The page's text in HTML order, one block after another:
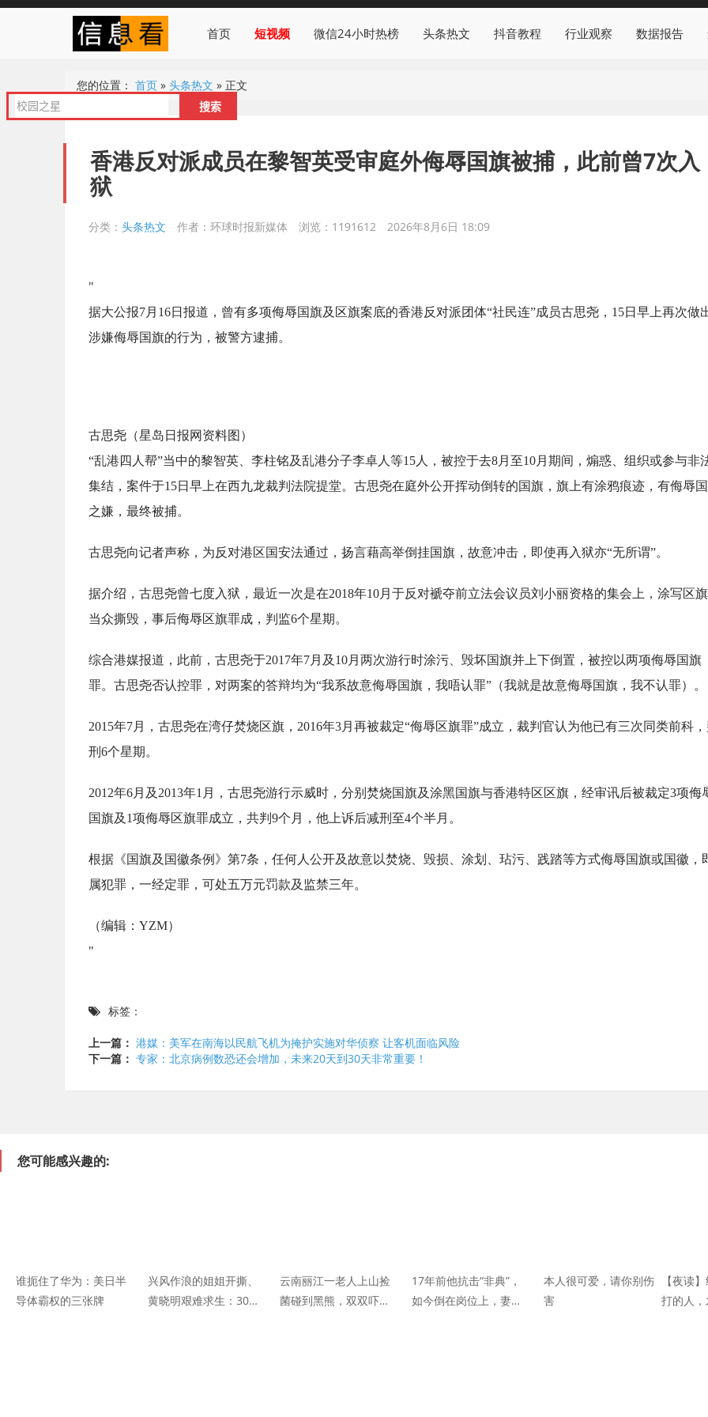
首页 短视频 微信24小时热榜 头条热文 抖音教程 行业观察 数据报告
您的位置： 首页 » 头条热文 » 正文
香港反对派成员在黎智英受审庭外侮辱国旗被捕，此前曾7次入
狱
分类： 头条热文 作者：环球时报新媒体 浏览：1191612 2026年8月6日 18:09
"
据大公报7月16日报道，曾有多项侮辱国旗及区旗案底的香港反对派团体“社民连”成员古思尧，15日早上再次做
涉嫌侮辱国旗的行为，被警方逮捕。
古思尧（星岛日报网资料图）
“乱港四人帮”当中的黎智英、李柱铭及乱港分子李卓人等15人，被控于去8月至10月期间，煽惑、组织或参与非
集结，案件于15日早上在西九龙裁判法院提堂。古思尧在庭外公开挥动倒转的国旗，旗上有涂鸦痕迹，有侮辱
之嫌，最终被捕。
古思尧向记者声称，为反对港区国安法通过，扬言藉高举倒挂国旗，故意冲击，即使再入狱亦“无所谓”。
据介绍，古思尧曾七度入狱，最近一次是在2018年10月于反对褫夺前立法会议员刘小丽资格的集会上，涂写区
当众撕毁，事后侮辱区旗罪成，判监6个星期。
综合港媒报道，此前，古思尧于2017年7月及10月两次游行时涂污、毁坏国旗并上下倒置，被控以两项侮辱国旗
罪。古思尧否认控罪，对两案的答辩均为“我系故意侮辱国旗，我唔认罪”（我就是故意侮辱国旗，我不认罪）。
2015年7月，古思尧在湾仔焚烧区旗，2016年3月再被裁定“侮辱区旗罪”成立，裁判官认为他已有三次同类前科，
刑6个星期。
2012年6月及2013年1月，古思尧游行示威时，分别焚烧国旗及涂黑国旗与香港特区区旗，经审讯后被裁定3项侮
国旗及1项侮辱区旗罪成立，共判9个月，他上诉后减刑至4个半月。
根据《国旗及国徽条例》第7条，任何人公开及故意以焚烧、毁损、涂划、玷污、践踏等方式侮辱国旗或国徽，
属犯罪，一经定罪，可处五万元罚款及监禁三年。
（编辑：YZM）
"
标签：
上一篇： 港媒：美军在南海以民航飞机为掩护实施对华侦察 让客机面临风险
下一篇： 专家：北京病例数恐还会增加，未来20天到30天非常重要！
您可能感兴趣的:
谁扼住了华为：美日半
导体霸权的三张牌
兴风作浪的姐姐开撕、
黄晓明艰难求生：30
云南丽江一老人上山捡
菌碰到黑熊，双双吓懵
17年前他抗击“非典”，
如今倒在岗位上，妻子
本人很可爱，请你别伤
害
【夜读
打的人，